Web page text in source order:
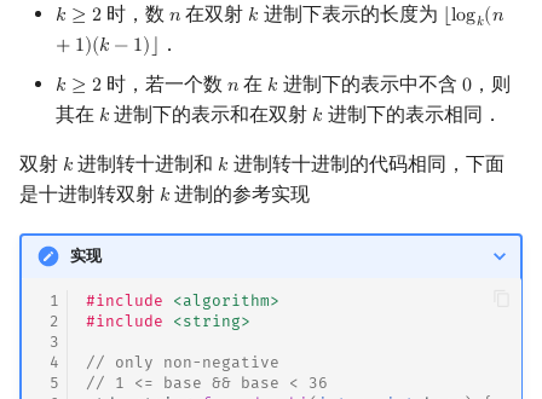
𝑘 ≥ 2
k ≥2 时，数 𝑛
n 在双射 𝑘
k 进制下表示的长度为 ⌊log𝑘(𝑛
+ 1)(𝑘 − 1)⌋
⌊logk(n+
．
𝑘 ≥ 2
k ≥2 时，若一个数 𝑛
n 在 𝑘
k 进制下的表示中不含 0
0，则
其在 𝑘
k 进制下的表示和在双射 𝑘
k 进制下的表示相同．
双射 𝑘
k 进制转十进制和 𝑘
k 进制转十进制的代码相同，下面
是十进制转双射 𝑘
k 进制的参考实现
实现
1
2
3
4
5
#include
<algorithm>
#include
<string>
// only non-negative
// 1 <= base && base < 36